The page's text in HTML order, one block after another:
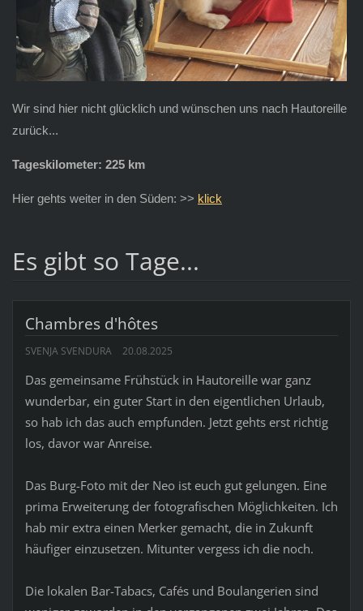
Wir sind hier nicht glücklich und wünschen uns nach Hautoreille
zurück...
Tageskilometer: 225 km
Hier gehts weiter in den Süden: >> klick
Es gibt so Tage...
Chambres d'hôtes
SVENJA SVENDURA 20.08.2025
Das gemeinsame Frühstück in Hautoreille war ganz
wunderbar, ein guter Start in den eigentlichen Urlaub,
so hab ich das auch empfunden. Jetzt gehts erst richtig
los, davor war Anreise.
Das Burg-Foto mit der Neo ist euch gut gelungen. Eine
prima Erweiterung der fotografischen Möglichkeiten. Ich
hab mir extra einen Merker gemacht, die in Zukunft
häufiger einzusetzen. Mitunter vergess ich die noch.
Die lokalen Bar-Tabacs, Cafés und Boulangerien sind